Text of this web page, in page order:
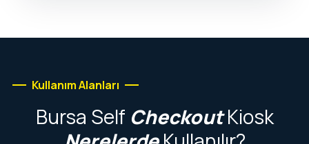
Kullanım Alanları
Bursa Self Checkout Kiosk